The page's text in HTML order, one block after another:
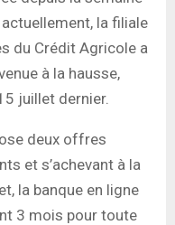
la filiale
du Crédit Agricole a
à la hausse,
juillet dernier.
deux offres
et s’achevant à la
la banque en ligne
3 mois pour toute